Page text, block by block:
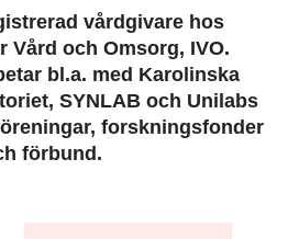
vårdgivare hos
Vård och Omsorg, IVO.
bl.a. med Karolinska
SYNLAB och Unilabs
forskningsfonder
förbund.